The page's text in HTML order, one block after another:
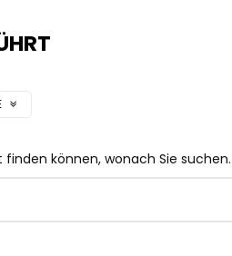
finden können, wonach Sie